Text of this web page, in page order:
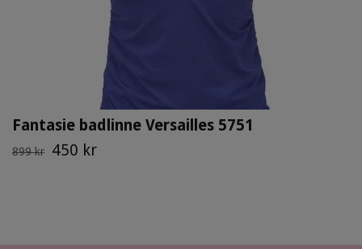
Fantasie badlinne Versailles 5751
899 kr 450 kr